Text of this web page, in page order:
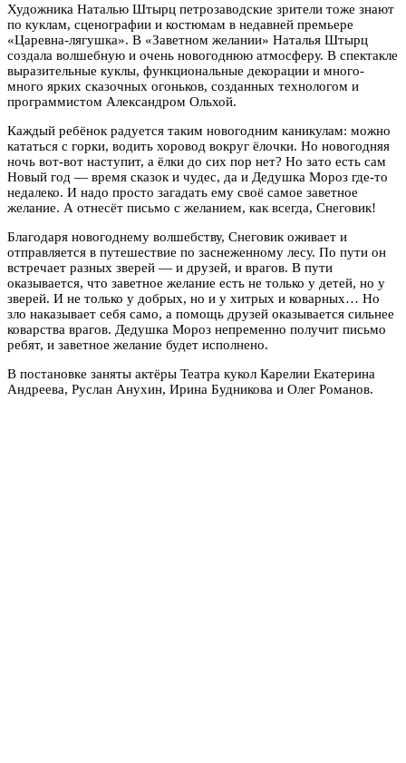
Художника Наталью Штырц петрозаводские зрители тоже знают
по куклам, сценографии и костюмам в недавней премьере
«Царевна-лягушка». В «Заветном желании» Наталья Штырц
создала волшебную и очень новогоднюю атмосферу. В спектакле
выразительные куклы, функциональные декорации и много-
много ярких сказочных огоньков, созданных технологом и
программистом Александром Ольхой.
Каждый ребёнок радуется таким новогодним каникулам: можно
кататься с горки, водить хоровод вокруг ёлочки. Но новогодняя
ночь вот-вот наступит, а ёлки до сих пор нет? Но зато есть сам
Новый год — время сказок и чудес, да и Дедушка Мороз где-то
недалеко. И надо просто загадать ему своё самое заветное
желание. А отнесёт письмо с желанием, как всегда, Снеговик!
Благодаря новогоднему волшебству, Снеговик оживает и
отправляется в путешествие по заснеженному лесу. По пути он
встречает разных зверей — и друзей, и врагов. В пути
оказывается, что заветное желание есть не только у детей, но у
зверей. И не только у добрых, но и у хитрых и коварных… Но
зло наказывает себя само, а помощь друзей оказывается сильнее
коварства врагов. Дедушка Мороз непременно получит письмо
ребят, и заветное желание будет исполнено.
В постановке заняты актёры Театра кукол Карелии Екатерина
Андреева, Руслан Анухин, Ирина Будникова и Олег Романов.